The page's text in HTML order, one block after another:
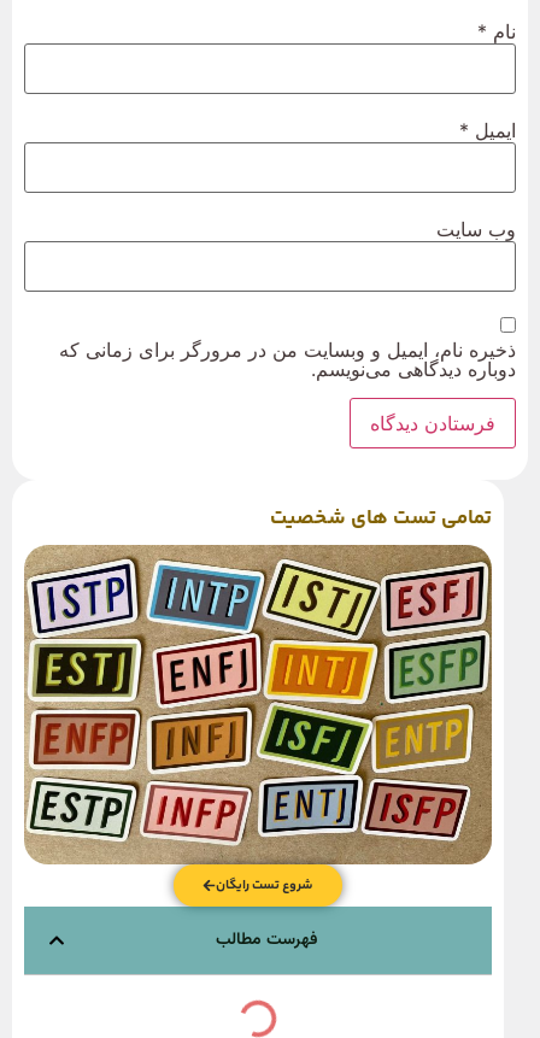
نام*
ایمیل*
وب‌ سایت
ذخیره نام، ایمیل و وبسایت من در مرورگر برای زمانی که
دوباره دیدگاهی می‌نویسم.
تمامی تست های شخصیت
شروع تست رایگان
فهرست مطالب